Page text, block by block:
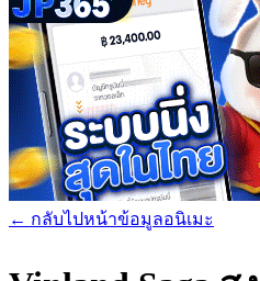
← กลับไปหน้าข้อมูลอนิเมะ